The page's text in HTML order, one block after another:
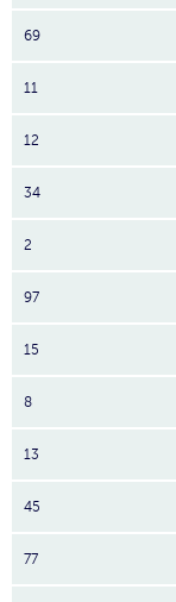
69
11
12
34
2
97
15
8
13
45
77